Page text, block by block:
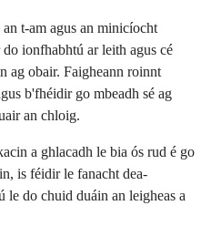
t-am agus an minicíocht
ionfhabhtú ar leith agus cé
ag obair. Faigheann roinnt
b'fhéidir go mbeadh sé ag
an chloig.
a ghlacadh le bia ós rud é go
is féidir le fanacht dea-
le do chuid duáin an leigheas a